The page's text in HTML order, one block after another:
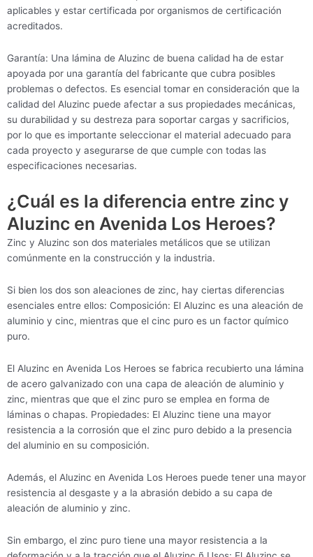
aplicables y estar certificada por organismos de certificación
acreditados.
Garantía: Una lámina de Aluzinc de buena calidad ha de estar
apoyada por una garantía del fabricante que cubra posibles
problemas o defectos. Es esencial tomar en consideración que la
calidad del Aluzinc puede afectar a sus propiedades mecánicas,
su durabilidad y su destreza para soportar cargas y sacrificios,
por lo que es importante seleccionar el material adecuado para
cada proyecto y asegurarse de que cumple con todas las
especificaciones necesarias.
¿Cuál es la diferencia entre zinc y
Aluzinc en Avenida Los Heroes?
Zinc y Aluzinc son dos materiales metálicos que se utilizan
comúnmente en la construcción y la industria.
Si bien los dos son aleaciones de zinc, hay ciertas diferencias
esenciales entre ellos: Composición: El Aluzinc es una aleación de
aluminio y cinc, mientras que el cinc puro es un factor químico
puro.
El Aluzinc en Avenida Los Heroes se fabrica recubierto una lámina
de acero galvanizado con una capa de aleación de aluminio y
zinc, mientras que que el zinc puro se emplea en forma de
láminas o chapas. Propiedades: El Aluzinc tiene una mayor
resistencia a la corrosión que el zinc puro debido a la presencia
del aluminio en su composición.
Además, el Aluzinc en Avenida Los Heroes puede tener una mayor
resistencia al desgaste y a la abrasión debido a su capa de
aleación de aluminio y zinc.
Sin embargo, el zinc puro tiene una mayor resistencia a la